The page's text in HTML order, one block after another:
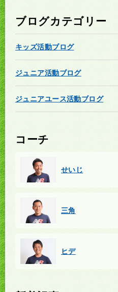
ブログカテゴリー
キッズ活動ブログ
ジュニア活動ブログ
ジュニアユース活動ブログ
コーチ
せいじ
三角
ヒデ